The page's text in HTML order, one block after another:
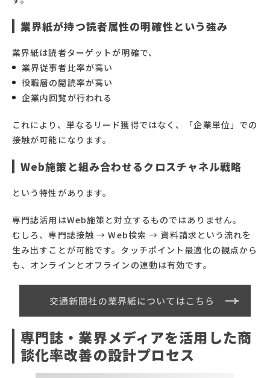
業界紙が持つ読者属性の明確性という強み
業界紙は読者ターゲットが明確で、
業界従事者比率が高い
役職層の閲読率が高い
企業内回覧が行われる
これにより、単なるリード獲得ではなく、「企業単位」での
接触が可能になります。
Web施策と組み合わせるクロスチャネル戦略
という特性があります。
専門誌活用はWeb施策と対立するものではありません。
むしろ、専門誌接触 → Web検索 → 資料請求という流れを
生み出すことが可能です。タッチポイント最適化の観点から
も、オンラインとオフラインの連動は有効です。
交通新聞社の業界紙についてはこちら
専門誌・業界メディアを活用した商
談化率改善の設計プロセス